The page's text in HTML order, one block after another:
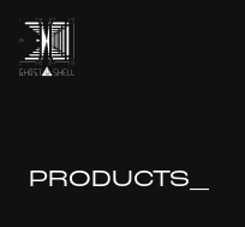
FEATURE
M.M.A.
TOP
PRODUCTS_